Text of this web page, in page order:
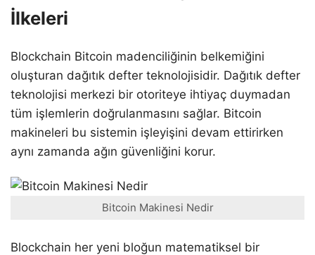
İlkeleri
Blockchain Bitcoin madenciliğinin belkemiğini
oluşturan dağıtık defter teknolojisidir. Dağıtık defter
teknolojisi merkezi bir otoriteye ihtiyaç duymadan
tüm işlemlerin doğrulanmasını sağlar. Bitcoin
makineleri bu sistemin işleyişini devam ettirirken
aynı zamanda ağın güvenliğini korur.
Bitcoin Makinesi Nedir
Blockchain her yeni bloğun matematiksel bir